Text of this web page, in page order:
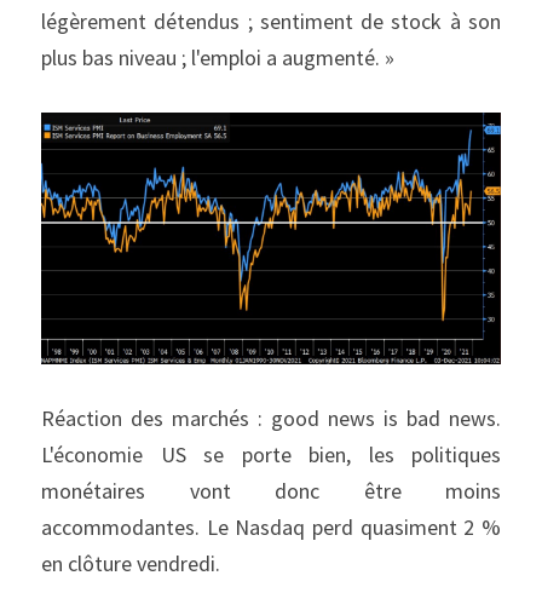
légèrement détendus ; sentiment de stock à son
plus bas niveau ; l'emploi a augmenté. »
Réaction des marchés : good news is bad news.
L'économie US se porte bien, les politiques
monétaires vont donc être moins
accommodantes. Le Nasdaq perd quasiment 2 %
en clôture vendredi.